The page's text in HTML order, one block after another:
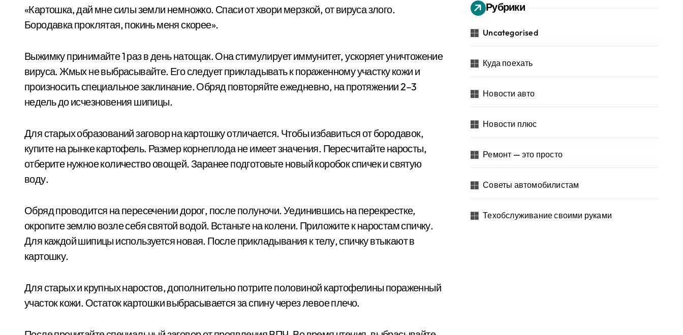
«Картошка, дай мне силы земли немножко. Спаси от хвори мерзкой, от вируса злого.
Бородавка проклятая, покинь меня скорее».
Выжимку принимайте 1 раз в день натощак. Она стимулирует иммунитет, ускоряет уничтожение
вируса. Жмых не выбрасывайте. Его следует прикладывать к пораженному участку кожи и
произносить специальное заклинание. Обряд повторяйте ежедневно, на протяжении 2–3
недель до исчезновения шипицы.
Для старых образований заговор на картошку отличается. Чтобы избавиться от бородавок,
купите на рынке картофель. Размер корнеплода не имеет значения. Пересчитайте наросты,
отберите нужное количество овощей. Заранее подготовьте новый коробок спичек и святую
воду.
Обряд проводится на пересечении дорог, после полуночи. Уединившись на перекрестке,
окропите землю возле себя святой водой. Встаньте на колени. Приложите к наростам спичку.
Для каждой шипицы используется новая. После прикладывания к телу, спичку втыкают в
картошку.
Для старых и крупных наростов, дополнительно потрите половиной картофелины пораженный
участок кожи. Остаток картошки выбрасывается за спину через левое плечо.
Рубрики
Uncategorised
Куда поехать
Новости авто
Новости плюс
Ремонт — это просто
Советы автомобилистам
Техобслуживание своими руками